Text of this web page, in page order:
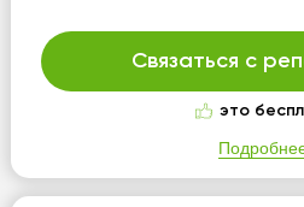
Связаться с
это